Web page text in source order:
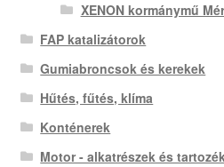
XENON kormánymű
FAP katalizátorok
Gumiabroncsok és kerekek
Hűtés, fűtés, klíma
Konténerek
Motor - alkatrészek és